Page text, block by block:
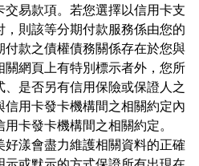
易款項。若您選擇以信用卡支
則該等分期付款服務係由您的
款之債權債務關係存在於您與
網頁上有特別標示者外，您所
是否另有信用保險或保證人之
用卡發卡機構間之相關約定內
卡發卡機構間之相關約定。
漾會盡力維護相關資料的正確